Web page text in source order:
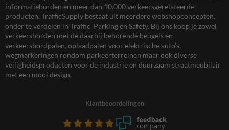
informatieborden en meer dan 10.000 verkeersgerelateerde
producten. TrafficSupply bestaat uit meerdere webshopconcepten,
onder te verdelen in Traffic, Parking en Safety. Bij ons koop je zowel
verkeersborden met de daarbij behorende beugels en
verkeersbordpalen, oplaadpalen voor elektrische auto’s,
wegmarkeringen rondom parkeerterreinen maar ook diverse
veiligheidsproducten voor de industrie en duurzaam straatmeubilair
met een mooi design.
Klantbeoordelingen